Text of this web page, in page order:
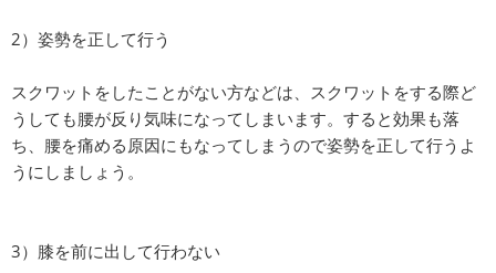
2）姿勢を正して行う
スクワットをしたことがない方などは、スクワットをする際ど
うしても腰が反り気味になってしまいます。すると効果も落
ち、腰を痛める原因にもなってしまうので姿勢を正して行うよ
うにしましょう。
3）膝を前に出して行わない